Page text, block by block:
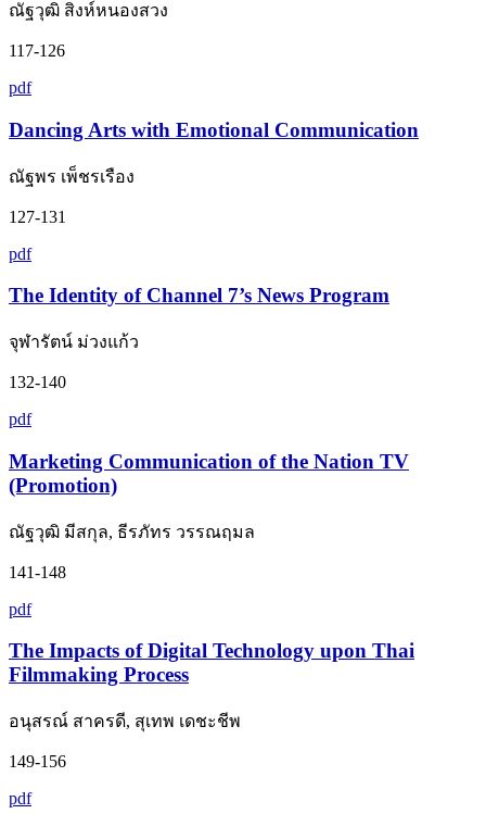
ณัฐวุฒิ สิงห์หนองสวง
117-126
pdf
Dancing Arts with Emotional Communication
ณัฐพร เพ็ชรเรือง
127-131
pdf
The Identity of Channel 7’s News Program
จุฬารัตน์ ม่วงแก้ว
132-140
pdf
Marketing Communication of the Nation TV
(Promotion)
ณัฐวุฒิ มีสกุล, ธีรภัทร วรรณฤมล
141-148
pdf
The Impacts of Digital Technology upon Thai
Filmmaking Process
อนุสรณ์ สาครดี, สุเทพ เดชะชีพ
149-156
pdf